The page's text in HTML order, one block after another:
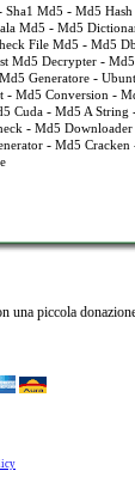
Sha1 Md5 - Md5
Md5 - Md5
File Md5 - Md5 Db
Md5 Decrypter -
Generatore-
- Md5 Conversion -
Cuda - Md5 A String
- Md5 Downloader
- Md5 Cracken
una piccola